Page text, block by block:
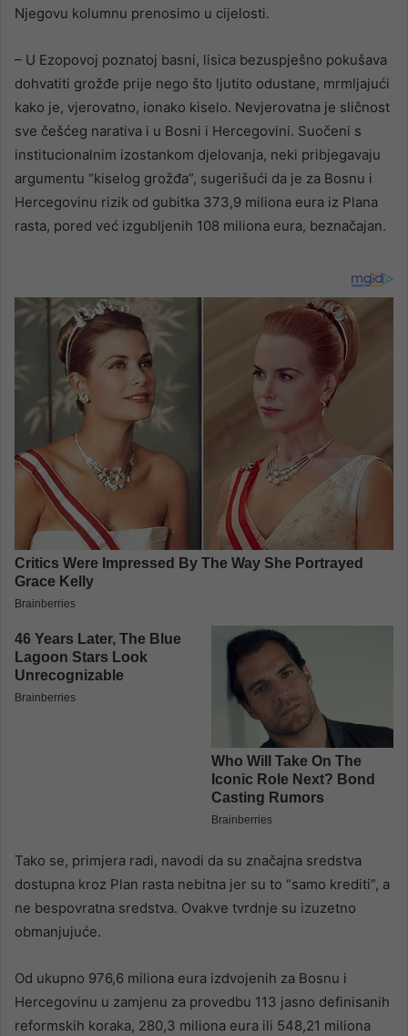
Njegovu kolumnu prenosimo u cijelosti.
– U Ezopovoj poznatoj basni, lisica bezuspješno pokušava
dohvatiti grožđe prije nego što ljutito odustane, mrmljajući
kako je, vjerovatno, ionako kiselo. Nevjerovatna je sličnost
sve češćeg narativa i u Bosni i Hercegovini. Suočeni s
institucionalnim izostankom djelovanja, neki pribjegavaju
argumentu “kiselog grožđa”, sugerišući da je za Bosnu i
Hercegovinu rizik od gubitka 373,9 miliona eura iz Plana
rasta, pored već izgubljenih 108 miliona eura, beznačajan.
Tako se, primjera radi, navodi da su značajna sredstva
dostupna kroz Plan rasta nebitna jer su to “samo krediti”, a
ne bespovratna sredstva. Ovakve tvrdnje su izuzetno
obmanjujuće.
Od ukupno 976,6 miliona eura izdvojenih za Bosnu i
Hercegovinu u zamjenu za provedbu 113 jasno definisanih
reformskih koraka, 280,3 miliona eura ili 548,21 miliona